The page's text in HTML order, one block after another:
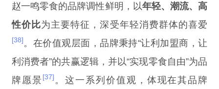
赵一鸣零食的品牌调性鲜明，以年轻、潮流、高
性价比为主要特征，深受年轻消费群体的喜爱
[38]。在价值观层面，品牌秉持“让利加盟商，让
利消费者”的共赢逻辑，并以“实现零食自由”为品
牌愿景 [37] 。这一系列价值观，体现在其品牌